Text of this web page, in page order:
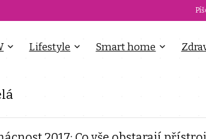
Lifestyle Smart home